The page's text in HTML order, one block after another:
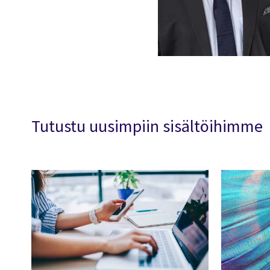
Tutustu uusimpiin sisältöihimme